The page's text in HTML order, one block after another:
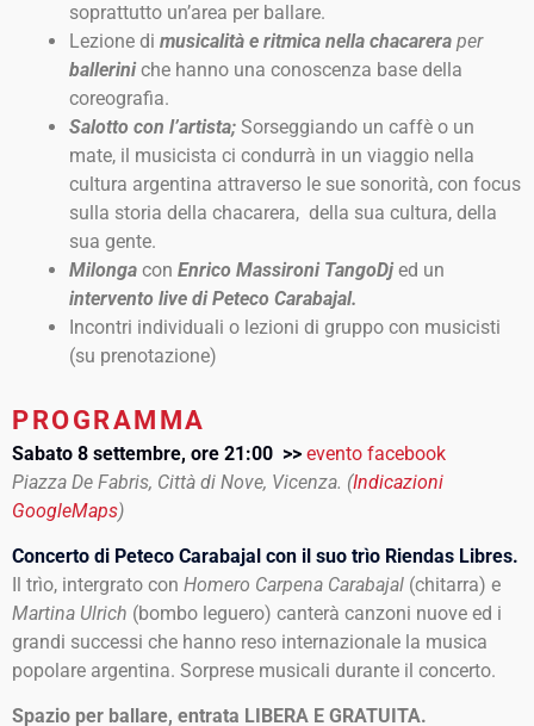
soprattutto un’area per ballare.
Lezione dimusicalità e ritmica nella chacareraper
balleriniche hanno una conoscenza base della
coreografia.
Salotto con l’artista;Sorseggiando un caffè o un
mate, il musicista ci condurrà in un viaggio nella
cultura argentina attraverso le sue sonorità, con focus
sulla storia della chacarera, della sua cultura, della
sua gente.
MilongaconEnrico Massironi TangoDjed un
intervento live di Peteco Carabajal.
Incontri individuali o lezioni di gruppo con musicisti
(su prenotazione)
PROGRAMMA
Sabato 8 settembre, ore 21:00 >> evento facebook
Piazza De Fabris, Città di Nove, Vicenza. (Indicazioni
GoogleMaps)
Concerto di Peteco Carabajal con il suo trìo Riendas Libres.
Il trìo, intergrato con Homero Carpena Carabajal (chitarra) e
Martina Ulrich (bombo leguero) canterà canzoni nuove ed i
grandi successi che hanno reso internazionale la musica
popolare argentina. Sorprese musicali durante il concerto.
Spazio per ballare, entrata LIBERA E GRATUITA.